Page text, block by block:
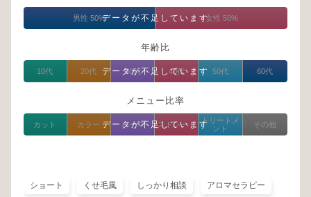
データが不足しています
男性 50% 女性 50%
年齢比
データが不足しています
10代 20代 30代 40代 50代 60代
メニュー比率
データが不足しています
カット カラー パーマ ストレート
トリートメ
ント
その他
ショート くせ毛風 しっかり相談 アロマセラピー